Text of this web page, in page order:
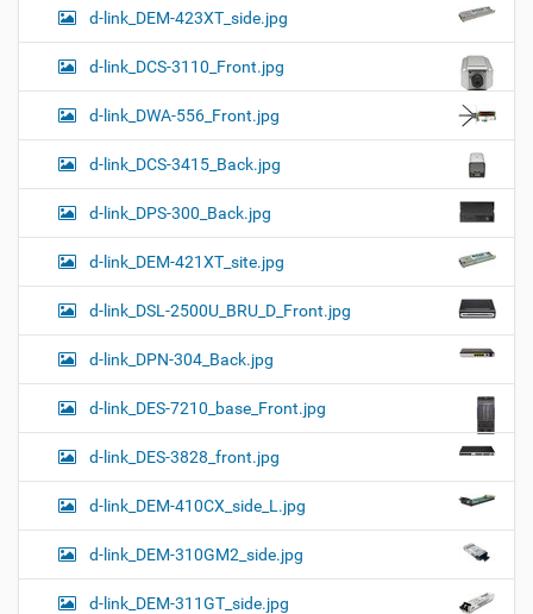
d-link_DEM-423XT_side.jpg
d-link_DCS-3110_Front.jpg
d-link_DWA-556_Front.jpg
d-link_DCS-3415_Back.jpg
d-link_DPS-300_Back.jpg
d-link_DEM-421XT_site.jpg
d-link_DSL-2500U_BRU_D_Front.jpg
d-link_DPN-304_Back.jpg
d-link_DES-7210_base_Front.jpg
d-link_DES-3828_front.jpg
d-link_DEM-410CX_side_L.jpg
d-link_DEM-310GM2_side.jpg
d-link_DEM-311GT_side.jpg